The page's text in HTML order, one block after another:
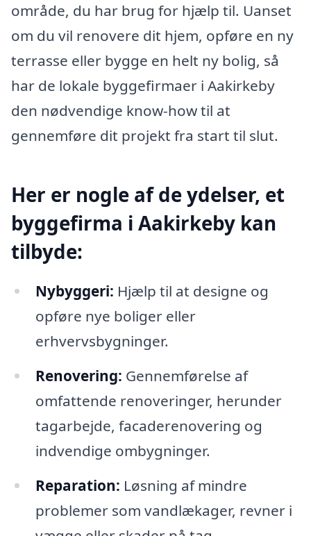
område, du har brug for hjælp til. Uanset
om du vil renovere dit hjem, opføre en ny
terrasse eller bygge en helt ny bolig, så
har de lokale byggefirmaer i Aakirkeby
den nødvendige know-how til at
gennemføre dit projekt fra start til slut.
Her er nogle af de ydelser, et
byggefirma i Aakirkeby kan
tilbyde:
Nybyggeri: Hjælp til at designe og
opføre nye boliger eller
erhvervsbygninger.
Renovering: Gennemførelse af
omfattende renoveringer, herunder
tagarbejde, facaderenovering og
indvendige ombygninger.
Reparation: Løsning af mindre
problemer som vandlækager, revner i